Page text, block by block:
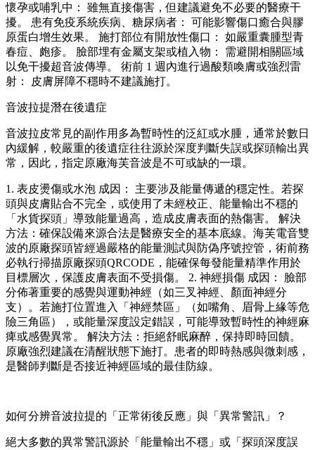
懷孕或哺乳中： 雖無直接傷害，但建議避免不必要的醫療干
擾。 患有免疫系統疾病、糖尿病者： 可能影響傷口癒合與膠
原蛋白增生效果。 施打部位有開放性傷口： 如嚴重囊腫型青
春痘、皰疹。 臉部埋有金屬支架或植入物： 需避開相關區域
以免干擾超音波傳導。 術前 1 週內進行過酸類喚膚或強烈雷
射： 皮膚屏障不穩時不建議施打。
音波拉提潛在後遺症
音波拉皮常見的副作用多為暫時性的泛紅或水腫，通常於數日
內緩解，較嚴重的後遺症往往源於深度判斷失誤或探頭輸出異
常，因此，指定原廠海芙音波是不可或缺的一環。
1. 表皮燙傷或水泡 成因： 主要涉及能量傳遞的穩定性。若探
頭與皮膚貼合不完全，或使用了未經校正、能量輸出不穩的
「水貨探頭」導致能量過高，造成皮膚表面的熱傷害。 解決
方法：確保設備來源合法是醫療安全的基本底線。海芙電音雙
波的原廠探頭皆經過嚴格的能量測試與防偽序號控管，術前務
必執行掃描原廠探頭QRCODE，能確保每發能量精準作用於
目標層次，保護皮膚表面不受損傷。 2. 神經損傷 成因： 臉部
分佈著重要的感覺與運動神經（如三叉神經、顏面神經分
支）。若施打位置進入「神經禁區」（如嘴角、眉骨上緣等危
險三角區），或能量深度設定錯誤，可能導致暫時性的神經麻
痺或感覺異常。 解決方法：拒絕舒眠麻醉，保持即時回饋。
原廠強烈建議在清醒狀態下施打。患者的即時熱感與微刺感，
是醫師判斷是否接近神經區域的最佳防線。
如何分辨音波拉提的「正常術後反應」與「異常警訊」？
絕大多數的異常警訊源於「能量輸出不穩」或「探頭深度誤